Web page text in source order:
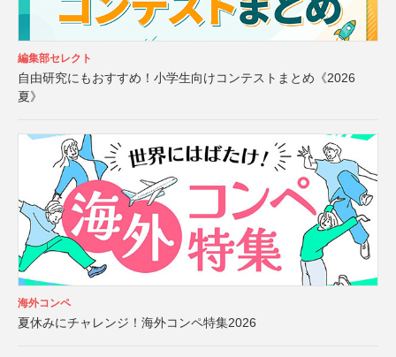
編集部セレクト
自由研究にもおすすめ！小学生向けコンテストまとめ《2026
夏》
海外コンペ
夏休みにチャレンジ！海外コンペ特集2026